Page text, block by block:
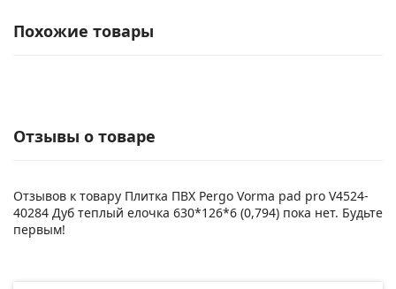
Похожие товары
Отзывы о товаре
Отзывов к товару Плитка ПВХ Pergo Vorma pad pro V4524-
40284 Дуб теплый елочка 630*126*6 (0,794) пока нет. Будьте
первым!